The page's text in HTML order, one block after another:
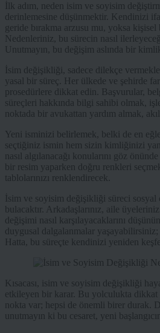
İlk adım, neden isim ve soyisim
derinlemesine düşünmektir. Kendinizi
geride bırakma arzusu mu, yoksa
Nedenleriniz, bu sürecin nasıl
Unutmayın, bu değişim aslında bir
İsim değişikliği, sadece dilekçe
yasal bir süreç. Her ülkede ve şehirde
prosedürlere dikkat edin. Başvurular,
süreçleri hakkında bilgi sahibi olmak,
noktada bir avukattan yardım almak,
Yeni isminizi belirlemek, belki de en
seçtiğiniz ismin hem sizin kimliğinizi
nasıl algılanacağı konularını göz
bir resim yaparken doğru renkleri
tablolarınızı renklendirecek.
İsim ve soyisim değişikliği süreci sosyal
bulacaktır. Arkadaşlarınız, aile üyeleriniz
değişimi nasıl karşılayacaklarını
duygusal dalgalanmalar yaşayabilirsiniz;
Hatta, bu süreçte kendinizi yeniden
Kısacası, isim ve soyisim değişikliği
etkileyen bir karar. Bu yolculukta dikkat
nokta var; hepsi de önemli birer durak.
unutmayın ki bu cesaret, yeni